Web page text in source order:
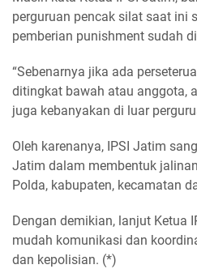
perguruan pencak silat saat ini
pemberian punishment sudah
“Sebenarnya jika ada
ditingkat bawah atau anggota,
juga kebanyakan di luar
Oleh karenanya, IPSI Jatim
Jatim dalam membentuk
Polda, kabupaten, kecamatan
Dengan demikian, lanjut Ketua
mudah komunikasi dan
dan kepolisian. (*)